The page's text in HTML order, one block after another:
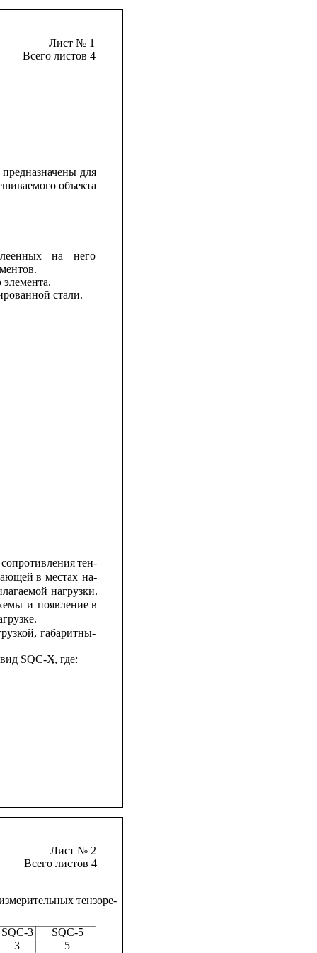
Лист № 1
Всего листов 4
предназначены для
объекта
на
него
элемента.
стали.
сопротивлениятен-
в местах на-
нагрузки.
и появление в
габаритны-
SQC-X
1, где:
Лист № 2
Всего листов 4
тензоре-
SQC-3
SQC-5
3
5